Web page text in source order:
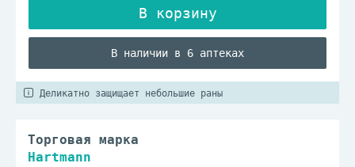
В наличии в 6 аптеках
Деликатно защищает небольшие раны
Торговая марка
Hartmann